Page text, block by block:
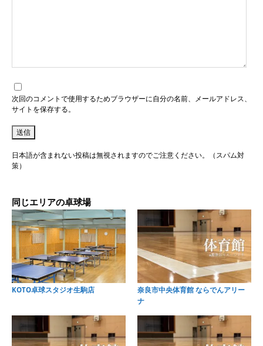
次回のコメントで使用するためブラウザーに自分の名前、メールアドレス、
サイトを保存する。
日本語が含まれない投稿は無視されますのでご注意ください。（スパム対
策）
同じエリアの卓球場
KOTO卓球スタジオ生駒店
奈良市中央体育館 ならでんアリー
ナ